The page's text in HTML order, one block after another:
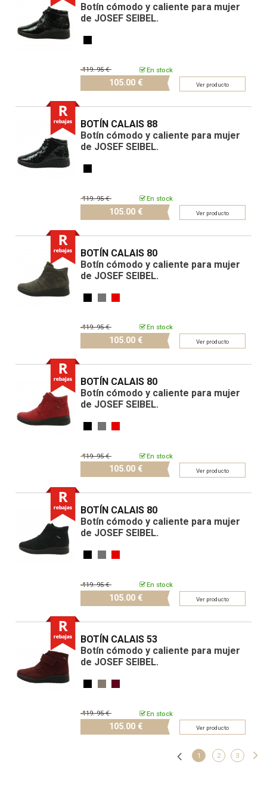
Botín cómodo y caliente para mujer
de JOSEF SEIBEL.
En stock
119.95 €
105.00 € Ver producto
BOTÍN CALAIS 88
Botín cómodo y caliente para mujer
de JOSEF SEIBEL.
En stock
119.95 €
105.00 € Ver producto
BOTÍN CALAIS 80
Botín cómodo y caliente para mujer
de JOSEF SEIBEL.
En stock
119.95 €
105.00 € Ver producto
BOTÍN CALAIS 80
Botín cómodo y caliente para mujer
de JOSEF SEIBEL.
En stock
119.95 €
105.00 € Ver producto
BOTÍN CALAIS 80
Botín cómodo y caliente para mujer
de JOSEF SEIBEL.
En stock
119.95 €
105.00 € Ver producto
BOTÍN CALAIS 53
Botín cómodo y caliente para mujer
de JOSEF SEIBEL.
En stock
119.95 €
105.00 € Ver producto
1 2 3